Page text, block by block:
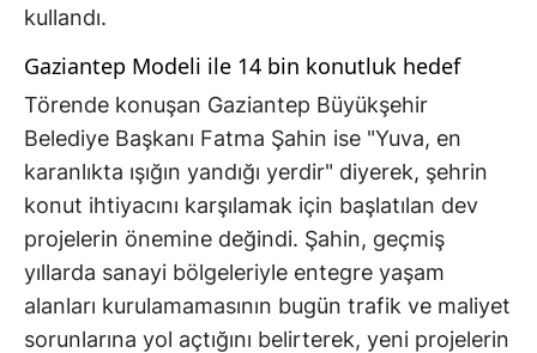
kullandı.
Gaziantep Modeli ile 14 bin konutluk hedef
Törende konuşan Gaziantep Büyükşehir
Belediye Başkanı Fatma Şahin ise "Yuva, en
karanlıkta ışığın yandığı yerdir" diyerek, şehrin
konut ihtiyacını karşılamak için başlatılan dev
projelerin önemine değindi. Şahin, geçmiş
yıllarda sanayi bölgeleriyle entegre yaşam
alanları kurulamamasının bugün trafik ve maliyet
sorunlarına yol açtığını belirterek, yeni projelerin